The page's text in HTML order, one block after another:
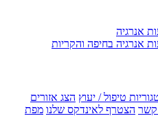
אנרגיה
אנרגיה בחיפה והקריות
טיפול / יעוץ הצג אזורים
קשר הצטרף לאינדקס שלנו מפת